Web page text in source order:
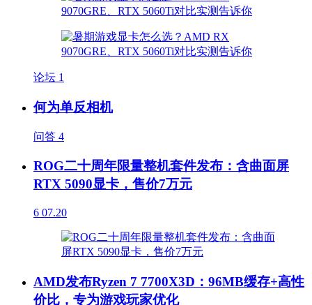
论坛 1
何为单反相机
问答 4
ROG二十周年限量整机套件发布：含曲面屏
RTX 5090显卡，售价7万元
6 07.20
AMD发布Ryzen 7 7700X3D：96MB缓存+高性
价比，专为游戏玩家优化